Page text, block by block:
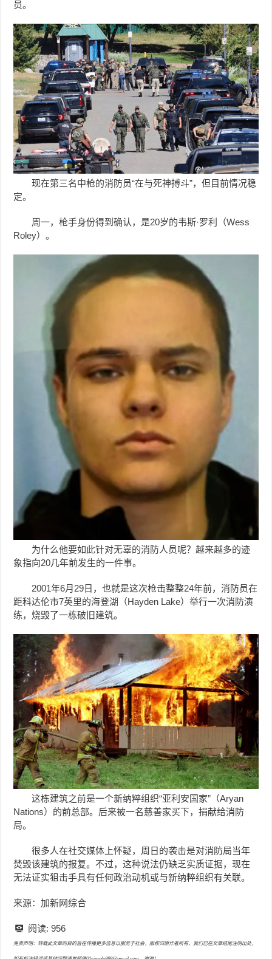
员。
现在第三名中枪的消防员“在与死神搏斗”，但目前情况稳
定。
周一，枪手身份得到确认，是20岁的韦斯·罗利（Wess
Roley）。
为什么他要如此针对无辜的消防人员呢？越来越多的迹
象指向20几年前发生的一件事。
2001年6月29日，也就是这次枪击整整24年前，消防员在
距科达伦市7英里的海登湖（Hayden Lake）举行一次消防演
练，烧毁了一栋破旧建筑。
这栋建筑之前是一个新纳粹组织“亚利安国家”（Aryan
Nations）的前总部。后来被一名慈善家买下，捐献给消防
局。
很多人在社交媒体上怀疑，周日的袭击是对消防局当年
焚毁该建筑的报复。不过，这种说法仍缺乏实质证据，现在
无法证实狙击手具有任何政治动机或与新纳粹组织有关联。
来源：加新网综合
阅读: 956
免责声明：转载此文章的目的旨在传播更多信息以服务于社会，版权归原作者所有，我们已在文章结尾注明出处，